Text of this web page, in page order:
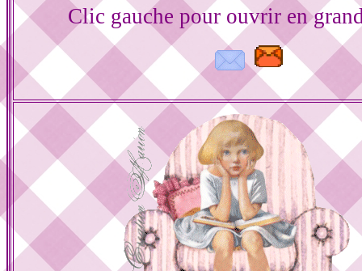
Clic gauche pour ouvrir en